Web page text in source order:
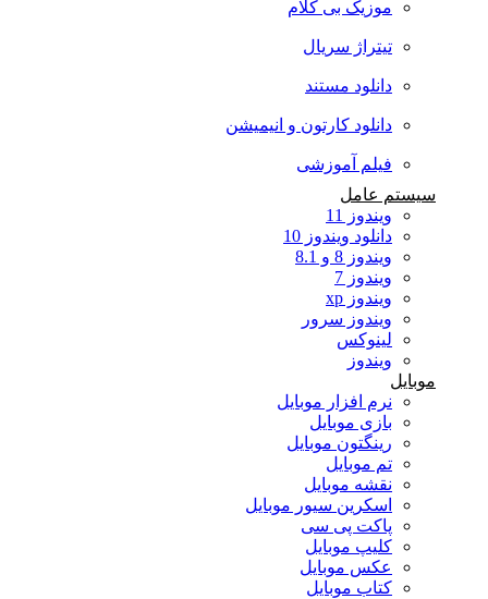
موزیک بی کلام
تیتراژ سریال
دانلود مستند
دانلود کارتون و انیمیشن
فیلم آموزشی
سیستم عامل
ویندوز 11
دانلود ویندوز 10
ویندوز 8 و 8.1
ویندوز 7
ویندوز xp
ویندوز سرور
لینوکس
ویندوز
موبایل
نرم افزار موبایل
بازی موبایل
رینگتون موبایل
تم موبایل
نقشه موبایل
اسکرین سیور موبایل
پاکت پی سی
کلیپ موبایل
عکس موبایل
کتاب موبایل